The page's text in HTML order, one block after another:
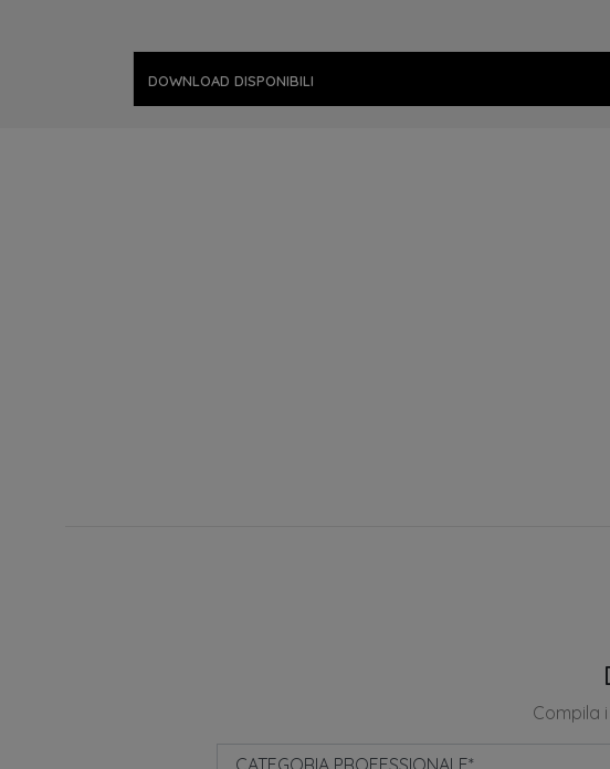
DOWNLOAD DISPONIBILI
Compila